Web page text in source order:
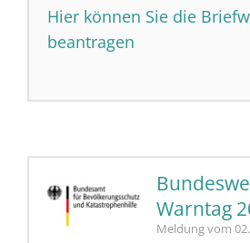
Hier können Sie die
beantragen
Warntag
Meldung vom